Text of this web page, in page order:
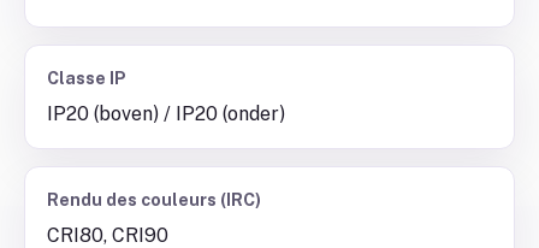
Classe IP
IP20 (boven) / IP20 (onder)
Rendu des couleurs (IRC)
CRI80, CRI90